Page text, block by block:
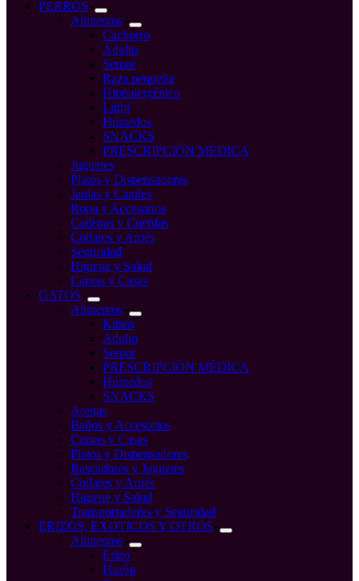
compraPERROS
Alimentos
Cachorro
Adulto
Senior
Raza pequeña
Hipoalergénico
Light
Húmedos
SNACKS
PRESCRIPCIÓN MÉDICA
Juguetes
Platos y Dispensadores
Jaulas y Caniles
Ropa y Accesorios
Cadenas y Cuerdas
Collares y Arnés
Seguridad
Higiene y Salud
Camas y Casas
GATOS
Alimentos
Kitten
Adulto
Senior
PRESCRIPCIÓN MÉDICA
Húmedos
SNACKS
Arenas
Baños y Accesorios
Camas y Casas
Platos y Dispensadores
Rascadores y Juguetes
Collares y Arnés
Higiene y Salud
Transportadores y Seguridad
ERIZOS, EXOTICOS Y OTROS
Alimentos
Erizo
Hurón